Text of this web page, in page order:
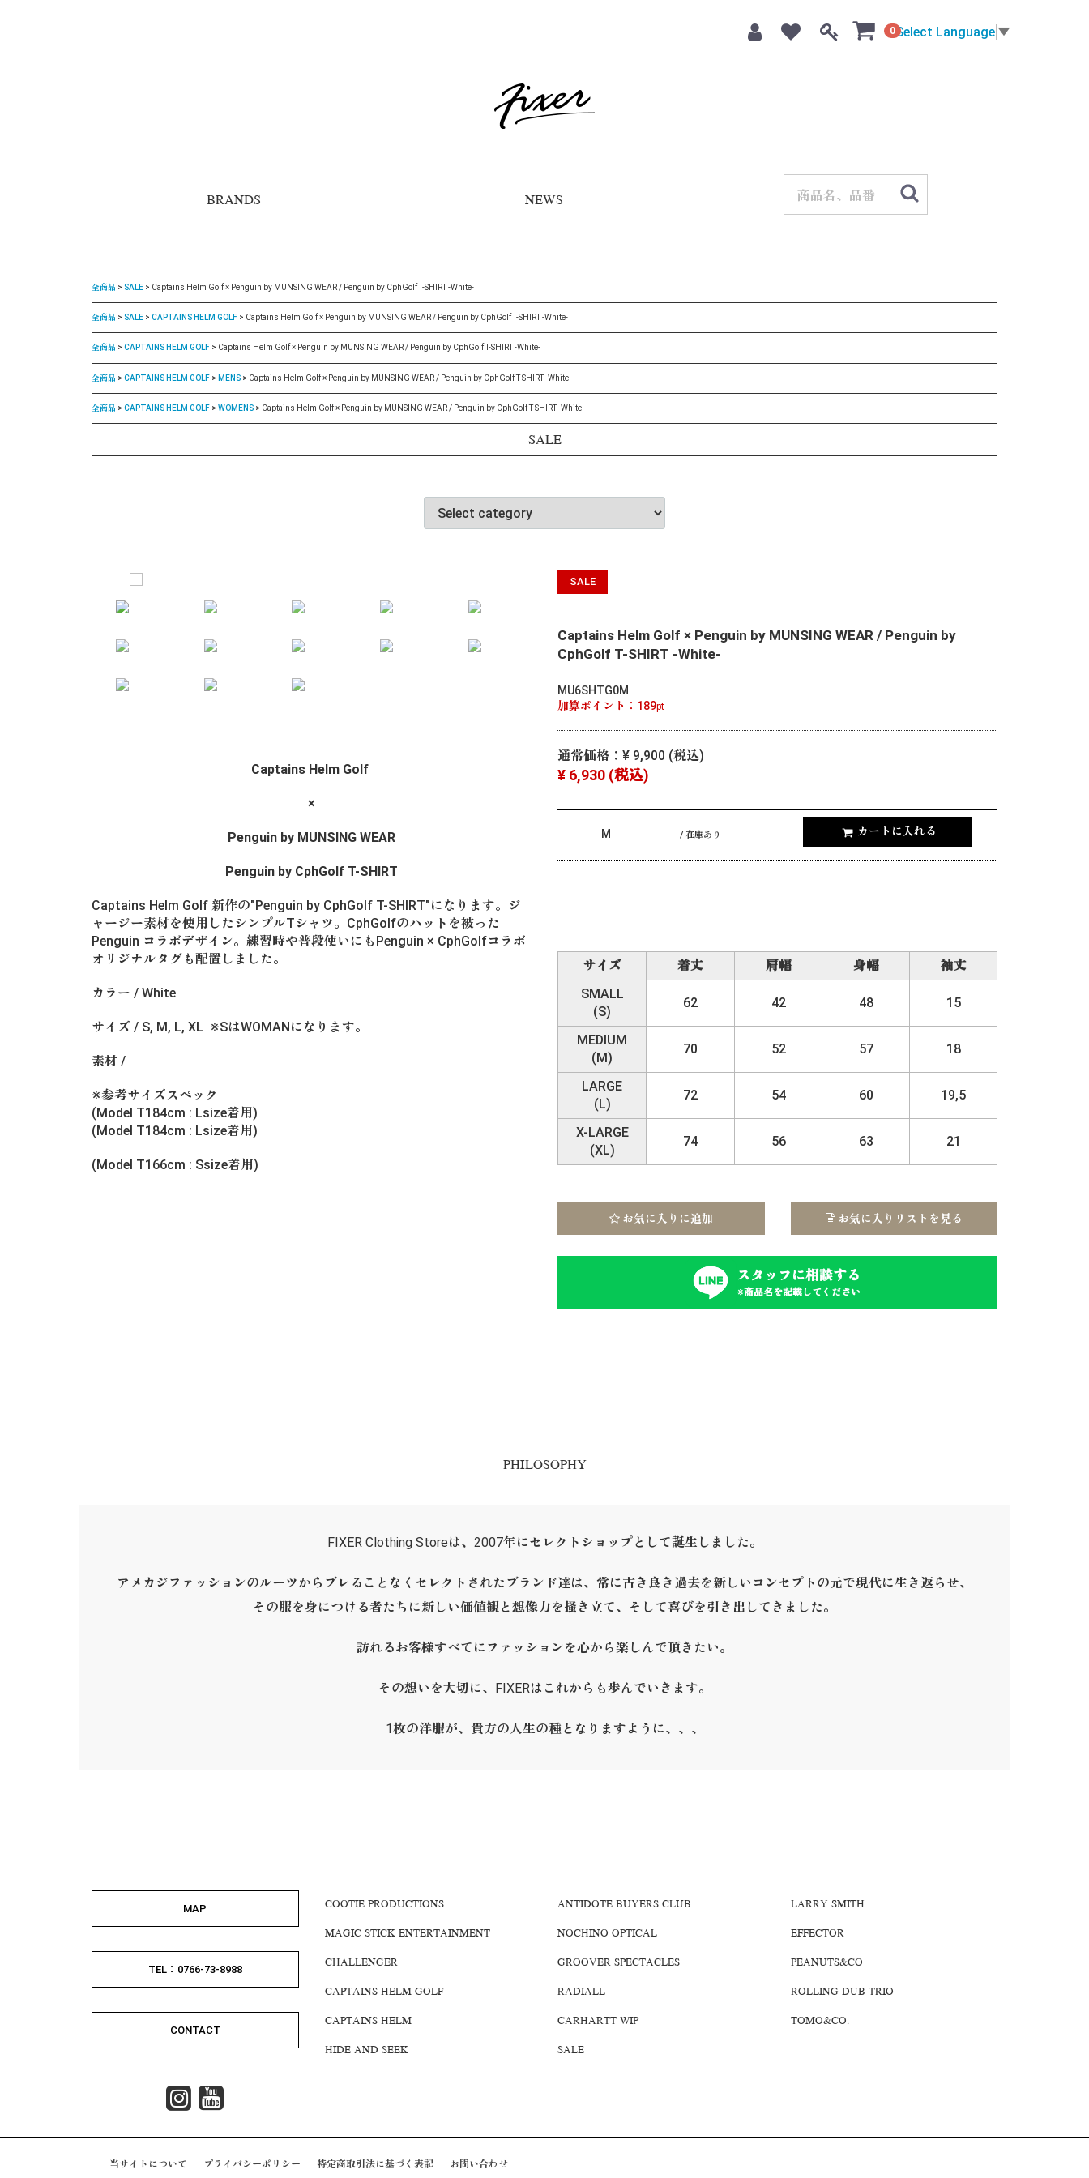
0 Select Language ▼
BRANDS NEWS
全商品 SALE Captains Helm Golf × Penguin by MUNSING WEAR / Penguin by CphGolf T-SHIRT -White-
全商品 SALE CAPTAINS HELM GOLF Captains Helm Golf × Penguin by MUNSING WEAR / Penguin by CphGolf T-SHIRT -White-
全商品 CAPTAINS HELM GOLF Captains Helm Golf × Penguin by MUNSING WEAR / Penguin by CphGolf T-SHIRT -White-
全商品 CAPTAINS HELM GOLF MENS Captains Helm Golf × Penguin by MUNSING WEAR / Penguin by CphGolf T-SHIRT -White-
全商品 CAPTAINS HELM GOLF WOMENS Captains Helm Golf × Penguin by MUNSING WEAR / Penguin by CphGolf T-SHIRT -White-
SALE
Captains Helm Golf
×
Penguin by MUNSING WEAR
Penguin by CphGolf T-SHIRT
Captains Helm Golf 新作の"Penguin by CphGolf T-SHIRT"になります。ジ
ャージー素材を使用したシンプルTシャツ。CphGolfのハットを被った
Penguin コラボデザイン。練習時や普段使いにもPenguin × CphGolfコラボ
オリジナルタグも配置しました。
カラー / White
サイズ / S, M, L, XL ※SはWOMANになります。
素材 /
※参考サイズスペック
(Model T184cm : Lsize着用)
(Model T184cm : Lsize着用)
(Model T166cm : Ssize着用)
SALE
Captains Helm Golf × Penguin by MUNSING WEAR / Penguin by
CphGolf T-SHIRT -White-
MU6SHTG0M
加算ポイント： 189pt
通常価格： ¥ 9,900 (税込)
¥ 6,930 (税込)
M / 在庫あり カートに入れる
サイズ 着丈 肩幅 身幅
袖丈
SMALL
(S)
62 42 48 15
MEDIUM
(M)
70 52 57 18
LARGE
(L)
72 54 60 19,5
X-LARGE
(XL)
74 56 63 21
お気に入りに追加 お気に入りリストを見る
スタッフに相談する
※商品名を記載してください
PHILOSOPHY
FIXER Clothing Storeは、2007年にセレクトショップとして誕生しました。
アメカジファッションのルーツからブレることなくセレクトされたブランド達は、常に古き良き過去を新しいコンセプトの元で現代に生き返らせ、
その服を身につける者たちに新しい価値観と想像力を掻き立て、そして喜びを引き出してきました。
訪れるお客様すべてにファッションを心から楽しんで頂きたい。
その想いを大切に、FIXERはこれからも歩んでいきます。
1枚の洋服が、貴方の人生の種となりますように、、、
MAP
TEL：0766-73-8988
CONTACT
COOTIE PRODUCTIONS
MAGIC STICK ENTERTAINMENT
CHALLENGER
CAPTAINS HELM GOLF
CAPTAINS HELM
HIDE AND SEEK
ANTIDOTE BUYERS CLUB
NOCHINO OPTICAL
GROOVER SPECTACLES
RADIALL
CARHARTT WIP
SALE
LARRY SMITH
EFFECTOR
PEANUTS&CO
ROLLING DUB TRIO
TOMO&CO.
当サイトについて プライバシーポリシー 特定商取引法に基づく表記 お問い合わせ